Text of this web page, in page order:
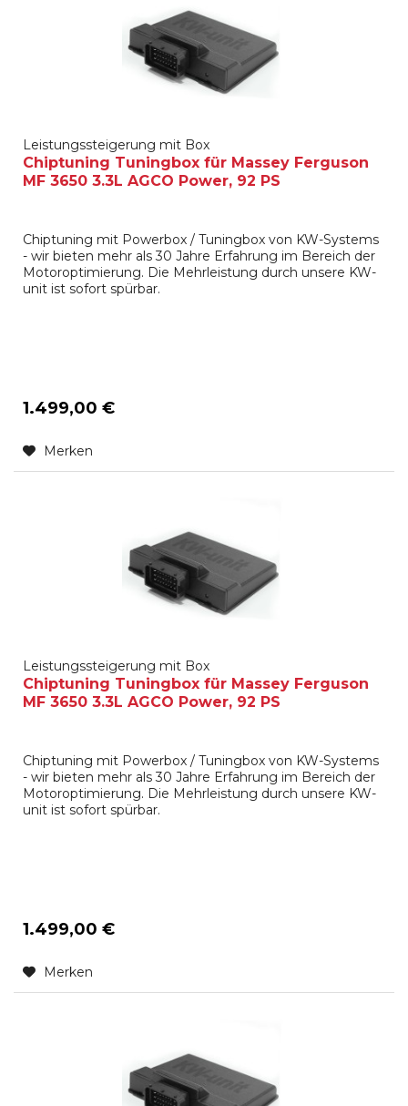
Leistungssteigerung mit Box
Chiptuning Tuningbox für Massey Ferguson
MF 3650 3.3L AGCO Power, 92 PS
Chiptuning mit Powerbox / Tuningbox von KW-Systems
- wir bieten mehr als 30 Jahre Erfahrung im Bereich der
Motoroptimierung. Die Mehrleistung durch unsere KW-
unit ist sofort spürbar.
1.499,00 €
Merken
Leistungssteigerung mit Box
Chiptuning Tuningbox für Massey Ferguson
MF 3650 3.3L AGCO Power, 92 PS
Chiptuning mit Powerbox / Tuningbox von KW-Systems
- wir bieten mehr als 30 Jahre Erfahrung im Bereich der
Motoroptimierung. Die Mehrleistung durch unsere KW-
unit ist sofort spürbar.
1.499,00 €
Merken